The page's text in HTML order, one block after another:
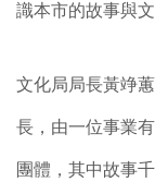
識本市的故事與文
文化局局長黃竫
長，由一位事業
團體，其中故事